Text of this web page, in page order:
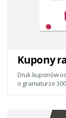
Kupony
Druk kuponów
o gramaturze